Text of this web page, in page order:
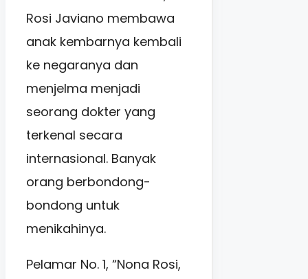
Rosi Javiano membawa
anak kembarnya kembali
ke negaranya dan
menjelma menjadi
seorang dokter yang
terkenal secara
internasional. Banyak
orang berbondong-
bondong untuk
menikahinya.
Pelamar No. 1, “Nona Rosi,